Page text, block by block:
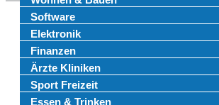
Software
Elektronik
Finanzen
Ärzte Kliniken
Sport Freizeit
Essen & Trinken